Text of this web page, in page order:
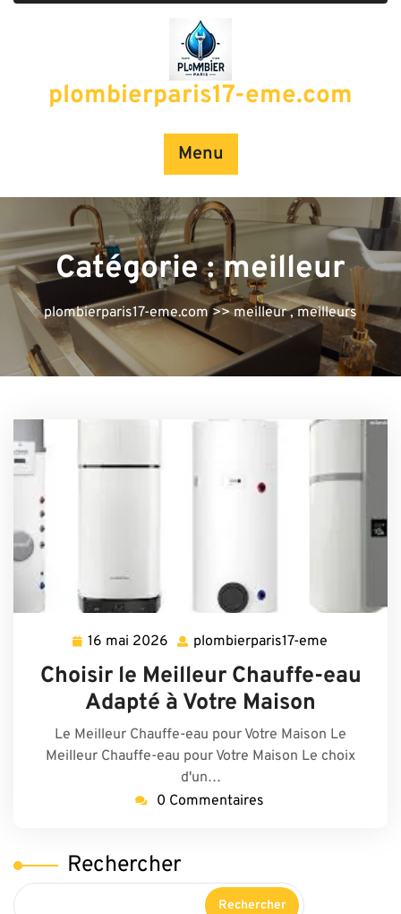
plombierparis17-eme.com
Menu
Catégorie :meilleur
plombierparis17-eme.com>>meilleur,meilleurs
16 mai 2026 16
mai
2026
plombierparis17-eme
Choisir le Meilleur Chauffe-eau
Adapté à Votre Maison
Le Meilleur Chauffe-eau pour Votre Maison Le
Meilleur Chauffe-eau pour Votre Maison Le choix
d'un…
0 Commentaires
Rechercher
Rechercher